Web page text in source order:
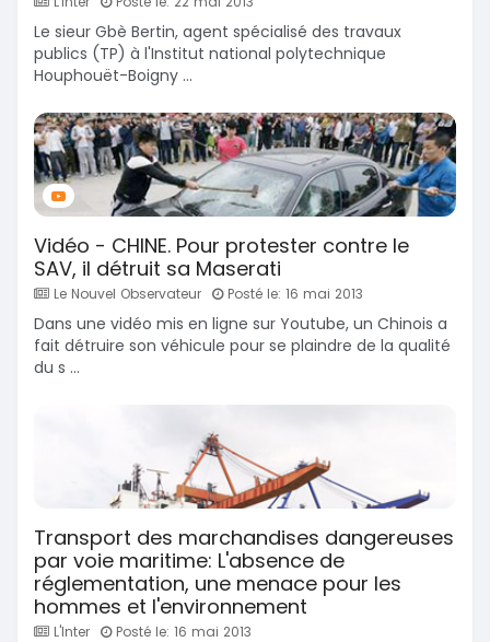
Le sieur Gbè Bertin, agent spécialisé des travaux
publics (TP) à l'Institut national polytechnique
Houphouët-Boigny ...
Vidéo - CHINE. Pour protester contre le
SAV, il détruit sa Maserati
Le Nouvel Observateur Posté le: 16 mai 2013
Dans une vidéo mis en ligne sur Youtube, un Chinois a
fait détruire son véhicule pour se plaindre de la qualité
du s ...
Transport des marchandises dangereuses
par voie maritime: L'absence de
réglementation, une menace pour les
hommes et l'environnement
L'Inter Posté le: 16 mai 2013